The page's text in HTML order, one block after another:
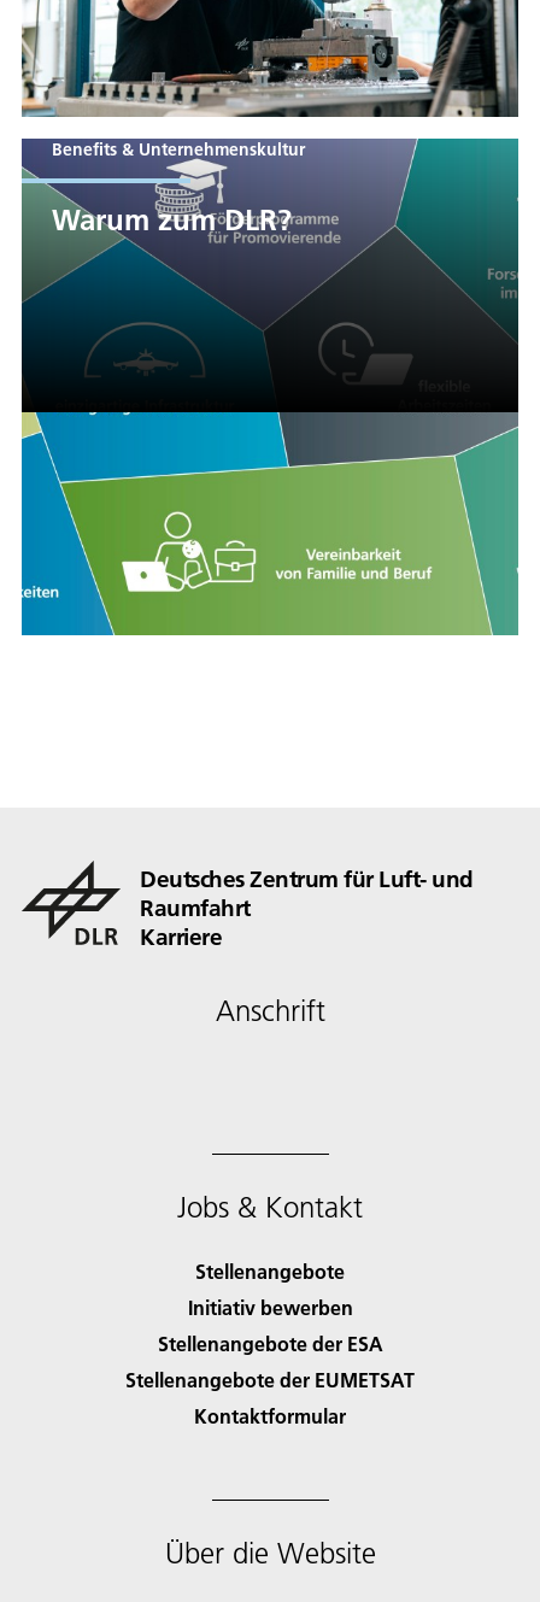
Benefits & Unternehmenskultur
Warum zum DLR?
Deutsches Zentrum für Luft- und
Raumfahrt
Karriere
Anschrift
Jobs & Kontakt
Stellenangebote
Initiativ bewerben
Stellenangebote der ESA
Stellenangebote der EUMETSAT
Kontaktformular
Über die Website